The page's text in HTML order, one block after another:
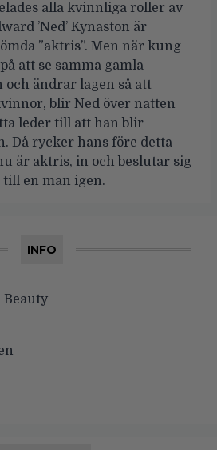
alla kvinnliga roller av
’Ned’ Kynaston är
”aktris”. Men när kung
att se samma gamla
och ändrar lagen så att
blir Ned över natten
leder till att han blir
Då rycker hans före detta
är aktris, in och beslutar sig
en man igen.
INFO
Beauty